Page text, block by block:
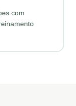
com